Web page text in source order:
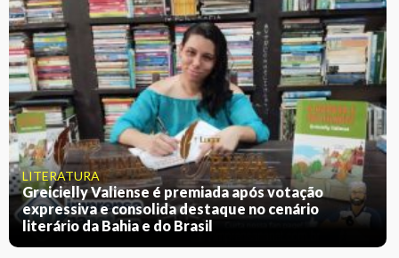
LITERATURA
Greicielly Valiense é premiada após votação
expressiva e consolida destaque no cenário
literário da Bahia e do Brasil